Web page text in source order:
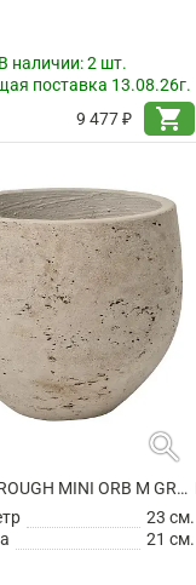
наличии:2 шт.
поставка 13.08.26г.
9 477 ₽
shopping_cart
search
КАШПО ROUGH MINI ORB M GREY WASHED
23 см.
21 см.